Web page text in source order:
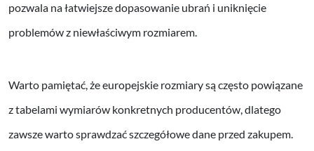
pozwala na łatwiejsze dopasowanie ubrań i uniknięcie
problemów z niewłaściwym rozmiarem.
Warto pamiętać, że europejskie rozmiary są często powiązane
z tabelami wymiarów konkretnych producentów, dlatego
zawsze warto sprawdzać szczegółowe dane przed zakupem.